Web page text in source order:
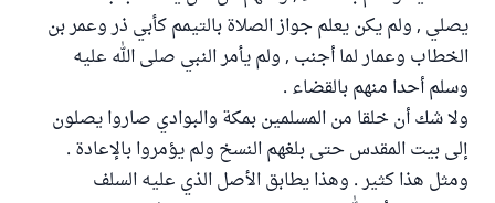
يصلي , ولم يكن يعلم جواز الصلاة بالتيمم كأبي ذر وعمر بن
الخطاب وعمار لما أجنب , ولم يأمر النبي صلى الله عليه
وسلم أحدا منهم بالقضاء .
ولا شك أن خلقا من المسلمين بمكة والبوادي صاروا يصلون
إلى بيت المقدس حتى بلغهم النسخ ولم يؤمروا بالإعادة .
ومثل هذا كثير . وهذا يطابق الأصل الذي عليه السلف